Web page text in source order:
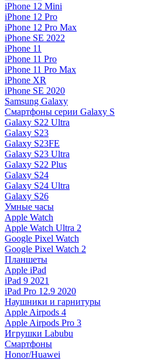
iPhone 12 Mini
iPhone 12 Pro
iPhone 12 Pro Max
iPhone SE 2022
iPhone 11
iPhone 11 Pro
iPhone 11 Pro Max
iPhone XR
iPhone SE 2020
Samsung Galaxy
Смартфоны серии Galaxy S
Galaxy S22 Ultra
Galaxy S23
Galaxy S23FE
Galaxy S23 Ultra
Galaxy S22 Plus
Galaxy S24
Galaxy S24 Ultra
Galaxy S26
Умные часы
Apple Watch
Apple Watch Ultra 2
Google Pixel Watch
Google Pixel Watch 2
Планшеты
Apple iPad
iPad 9 2021
iPad Pro 12.9 2020
Наушники и гарнитуры
Apple Airpods 4
Apple Airpods Pro 3
Игрушки Labubu
Смартфоны
Honor/Huawei